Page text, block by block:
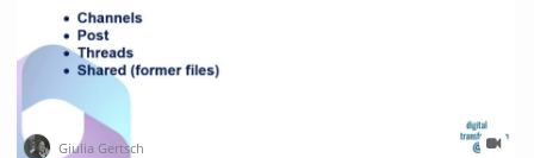
Giulia Gertsch